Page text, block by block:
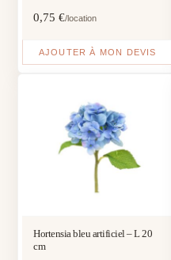
0,75€/location
AJOUTER À MON DEVIS
Hortensia bleu artificiel – L 20
cm